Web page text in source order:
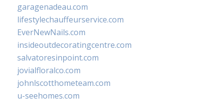
garagenadeau.com
lifestylechauffeurservice.com
EverNewNails.com
insideoutdecoratingcentre.com
salvatoresinpoint.com
jovialfloralco.com
johnlscotthometeam.com
u-seehomes.com